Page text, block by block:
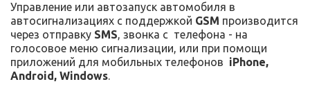
Управление или автозапуск автомобиля в
автосигнализациях с поддержкой GSM производится
через отправку SMS, звонка с телефона - на
голосовое меню сигнализации, или при помощи
приложений для мобильных телефонов iPhone,
Android, Windows.